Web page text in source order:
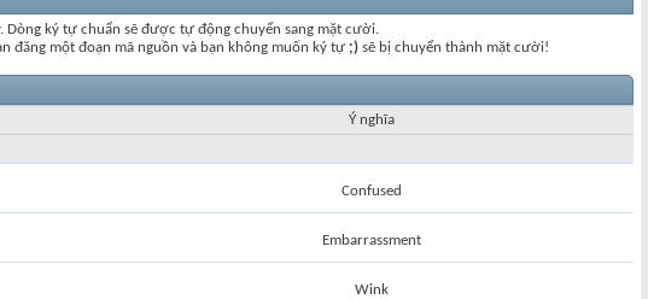
ký tự chuẩn sẽ được tự động chuyển sang mặt cười.
đăng một đoạn mã nguồn và bạn không muốn ký tự ;) sẽ bị chuyển thành mặt cười!
Ý nghĩa
Confused
Embarrassment
Wink